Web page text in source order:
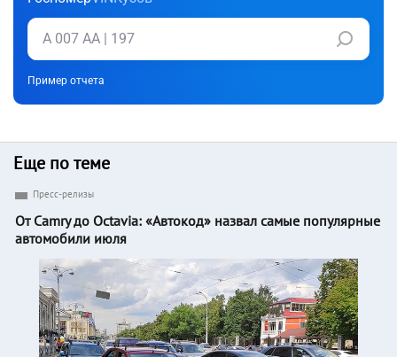
Пример отчета
Еще по теме
Пресс-релизы
От Camry до Octavia: «Автокод» назвал самые популярные
автомобили июля